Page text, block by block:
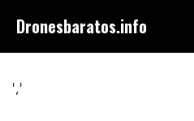
contenido
Dronesbaratos.info
','